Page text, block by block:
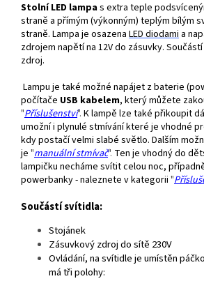
Stolní LED lampas extra teple
straně a přímým (výkonným) teplým bílým
straně. Lampa je osazena LEDdiodami a
zdrojem napětí na 12V do zásuvky.
zdroj.
Lampu je také možné napájet z baterie
počítače USB kabelem, který můžete
"Příslušenství". K lampě lze také přikoupit
umožní i plynulé stmívání které je vhodné
kdy postačí velmi slabé světlo. Dalším
je "manuální stmívač". Ten je vhodný do
lampičku necháme svítit celou noc,
powerbanky - naleznete v kategorii "
Součástí svítidla:
Stojánek
Zásuvkový zdroj do sítě 230V
Ovládání, na svítidle je umístěn
má tři polohy: